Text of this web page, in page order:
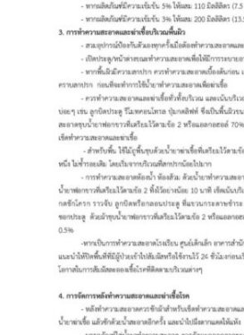
Montha Residence
Shanti – Retreat
กรีนฮิลล์รีสอร์ท
ก๋างโต้งคอฟฟี่รีสอร์ท
ชมพูภูคารีสอร์ท
ต้นแหลงโฮมสเตย์
ตูบฮิมโต้งโฮมสเตย์
นครน่านอพาร์ทเม้น